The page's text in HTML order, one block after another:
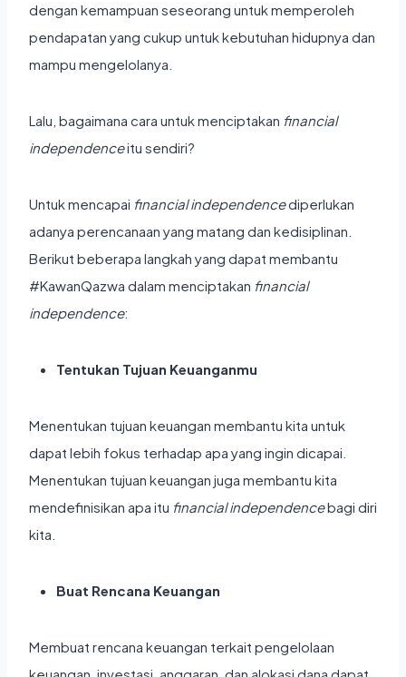
dengan kemampuan seseorang untuk memperoleh
pendapatan yang cukup untuk kebutuhan hidupnya dan
mampu mengelolanya.
Lalu, bagaimana cara untuk menciptakan financial
independenceitu sendiri?
Untuk mencapai financial independencediperlukan
adanya perencanaan yang matang dan kedisiplinan.
Berikut beberapa langkah yang dapat membantu
#KawanQazwa dalam menciptakan financial
independence:
Tentukan Tujuan Keuanganmu
Menentukan tujuan keuangan membantu kita untuk
dapat lebih fokus terhadap apa yang ingin dicapai.
Menentukan tujuan keuangan juga membantu kita
mendefinisikan apa itu financial independencebagi diri
kita.
Buat Rencana Keuangan
Membuat rencana keuangan terkait pengelolaan